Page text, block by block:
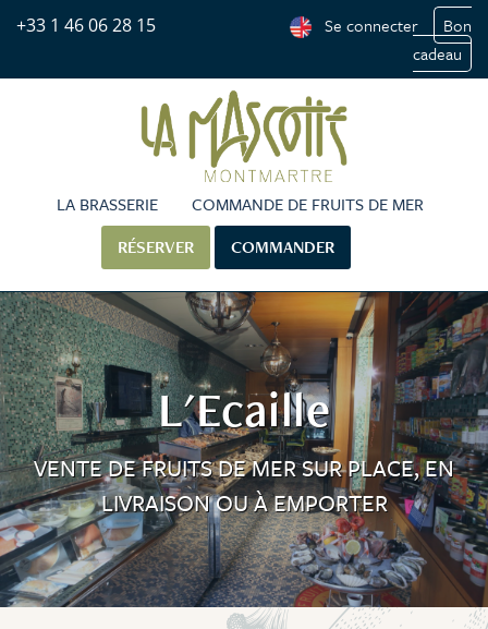
+33 1 46 06 28 15 Se connecter
Bon
cadeau
LA BRASSERIE COMMANDE DE FRUITS DE MER
RÉSERVER COMMANDER
L'Ecaille
VENTE DE FRUITS DE MER SUR PLACE, EN
LIVRAISON OU À EMPORTER